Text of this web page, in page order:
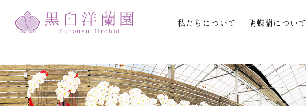
私たちについて 胡蝶蘭について